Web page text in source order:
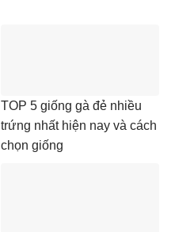
TOP 5 giống gà đẻ nhiều
trứng nhất hiện nay và cách
chọn giống